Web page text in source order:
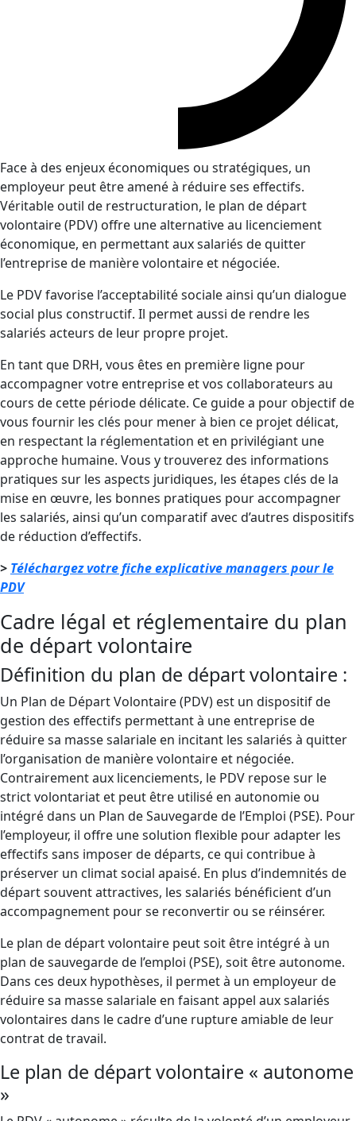
Face à des enjeux économiques ou stratégiques, un
employeur peut être amené à réduire ses effectifs.
Véritable outil de restructuration, le plan de départ
volontaire (PDV) offre une alternative au licenciement
économique, en permettant aux salariés de quitter
l’entreprise de manière volontaire et négociée.
Le PDV favorise l’acceptabilité sociale ainsi qu’un dialogue
social plus constructif. Il permet aussi de rendre les
salariés acteurs de leur propre projet.
En tant que DRH, vous êtes en première ligne pour
accompagner votre entreprise et vos collaborateurs au
cours de cette période délicate. Ce guide a pour objectif de
vous fournir les clés pour mener à bien ce projet délicat,
en respectant la réglementation et en privilégiant une
approche humaine. Vous y trouverez des informations
pratiques sur les aspects juridiques, les étapes clés de la
mise en œuvre, les bonnes pratiques pour accompagner
les salariés, ainsi qu’un comparatif avec d’autres dispositifs
de réduction d’effectifs.
> Téléchargez votre fiche explicative managers pour le
PDV
Cadre légal et réglementaire du plan
de départ volontaire
Définition du plan de départ volontaire :
Un Plan de Départ Volontaire (PDV) est un dispositif de
gestion des effectifs permettant à une entreprise de
réduire sa masse salariale en incitant les salariés à quitter
l’organisation de manière volontaire et négociée.
Contrairement aux licenciements, le PDV repose sur le
strict volontariat et peut être utilisé en autonomie ou
intégré dans un Plan de Sauvegarde de l’Emploi (PSE). Pour
l’employeur, il offre une solution flexible pour adapter les
effectifs sans imposer de départs, ce qui contribue à
préserver un climat social apaisé. En plus d’indemnités de
départ souvent attractives, les salariés bénéficient d’un
accompagnement pour se reconvertir ou se réinsérer.
Le plan de départ volontaire peut soit être intégré à un
plan de sauvegarde de l’emploi (PSE), soit être autonome.
Dans ces deux hypothèses, il permet à un employeur de
réduire sa masse salariale en faisant appel aux salariés
volontaires dans le cadre d’une rupture amiable de leur
contrat de travail.
Le plan de départ volontaire « autonome
»